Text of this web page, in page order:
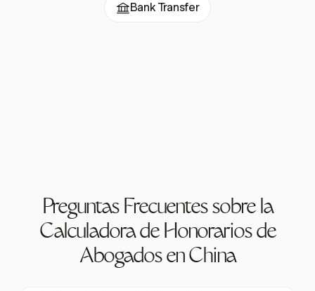
Bank Transfer
Preguntas Frecuentes sobre la
Calculadora de Honorarios de
Abogados en China